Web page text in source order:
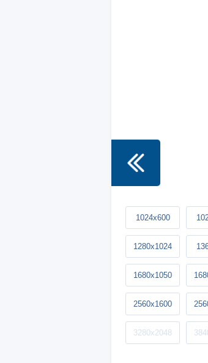
1024x600
1280x1024
1680x1050
2560x1600
3280x2048